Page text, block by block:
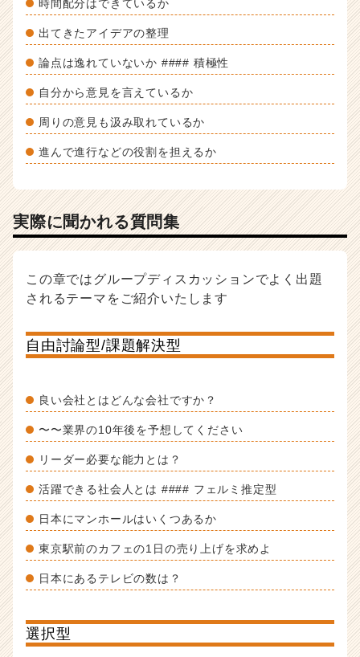
時間配分はできているか
出てきたアイデアの整理
論点は逸れていないか #### 積極性
自分から意見を言えているか
周りの意見も汲み取れているか
進んで進行などの役割を担えるか
実際に聞かれる質問集
この章ではグループディスカッションでよく出題
されるテーマをご紹介いたします
自由討論型/課題解決型
良い会社とはどんな会社ですか？
〜〜業界の10年後を予想してください
リーダー必要な能力とは？
活躍できる社会人とは #### フェルミ推定型
日本にマンホールはいくつあるか
東京駅前のカフェの1日の売り上げを求めよ
日本にあるテレビの数は？
選択型